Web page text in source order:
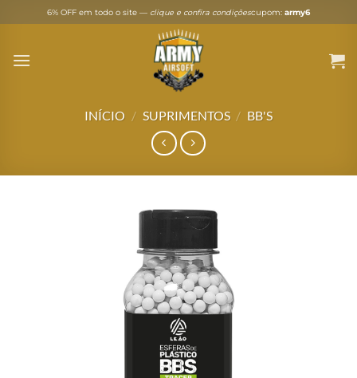
to
6% OFF em todo o site — clique e confira condiçõescupom: army6
INÍCIO / SUPRIMENTOS / BB'S